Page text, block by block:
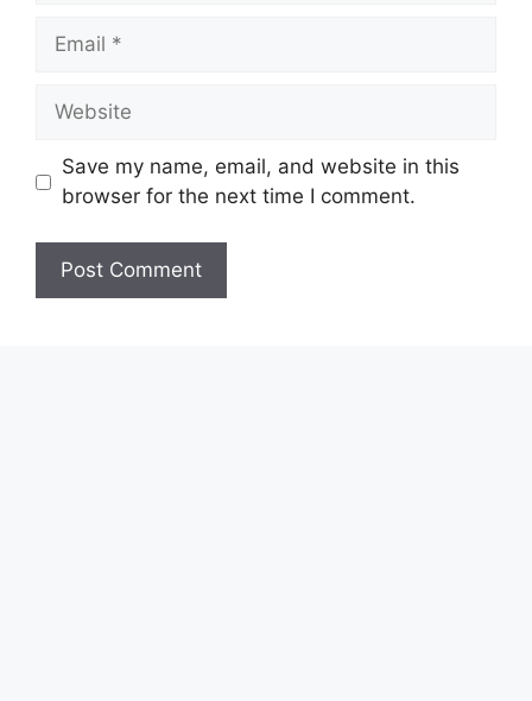
Email
Website
Save my name, email, and website in this
browser for the next time I comment.